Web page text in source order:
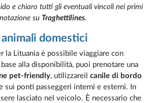
e chiaro tutti gli eventuali vincoli nei primi
suTraghettilines.
domestici
la Lituania è possibile viaggiare con
alla disponibilità, puoi prenotare una
pet-friendly, utilizzareilcanile di bordo
sui ponti passeggeri interni e esterni. In
lasciato nel veicolo. È necessario che